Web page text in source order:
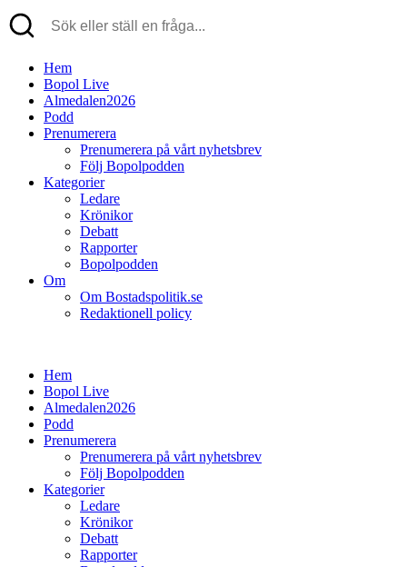
Hem
Bopol Live
Almedalen2026
Podd
Prenumerera
Prenumerera på vårt nyhetsbrev
Följ Bopolpodden
Kategorier
Ledare
Krönikor
Debatt
Rapporter
Bopolpodden
Om
Om Bostadspolitik.se
Redaktionell policy
Hem
Bopol Live
Almedalen2026
Podd
Prenumerera
Prenumerera på vårt nyhetsbrev
Följ Bopolpodden
Kategorier
Ledare
Krönikor
Debatt
Rapporter